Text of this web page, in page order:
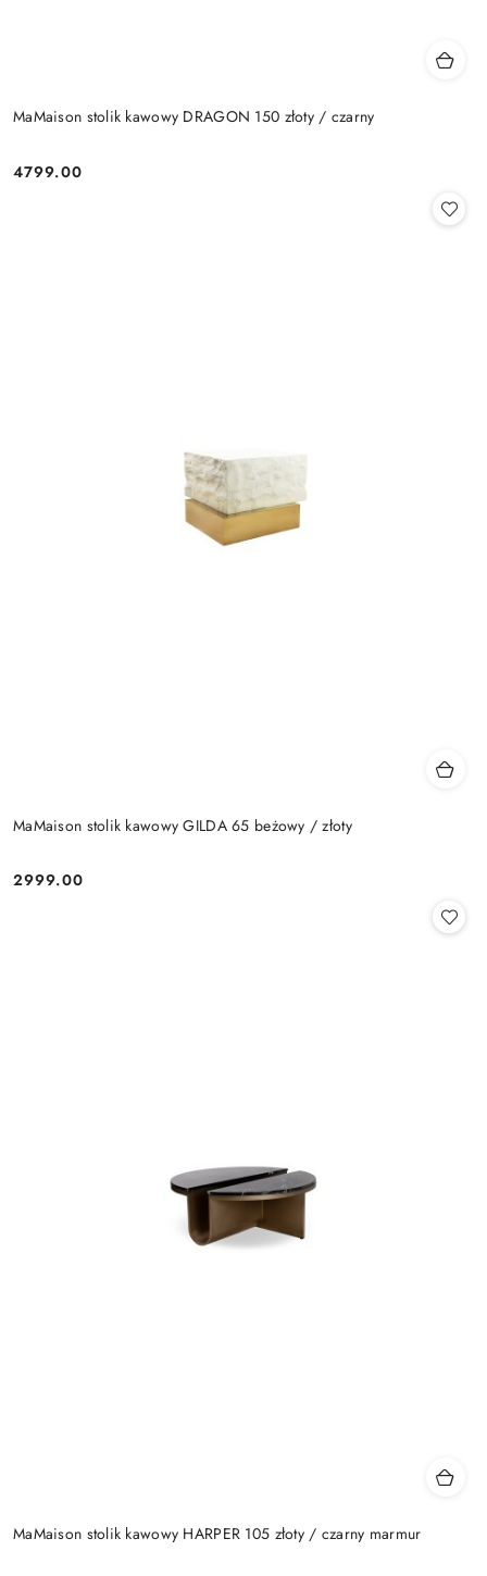
MaMaison stolik kawowy DRAGON 150 złoty / czarny
Cena:
4799.00
MaMaison stolik kawowy GILDA 65 beżowy / złoty
Cena:
2999.00
MaMaison stolik kawowy HARPER 105 złoty / czarny marmur